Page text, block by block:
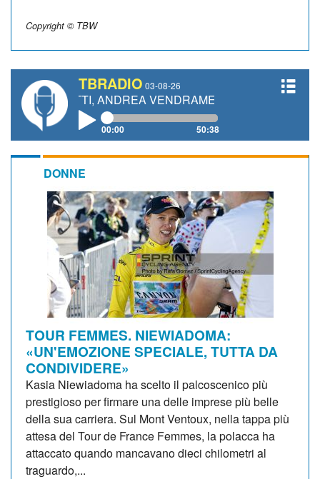
Copyright © TBW
TBRADIO 03-08-26
ANDREA VENDRAME, FILIPPO FIORELLI
00:00 50:38
DONNE
TOUR FEMMES. NIEWIADOMA:
«UN'EMOZIONE SPECIALE, TUTTA DA
CONDIVIDERE»
Kasia Niewiadoma ha scelto il palcoscenico più
prestigioso per firmare una delle imprese più belle
della sua carriera. Sul Mont Ventoux, nella tappa più
attesa del Tour de France Femmes, la polacca ha
attaccato quando mancavano dieci chilometri al
traguardo,...